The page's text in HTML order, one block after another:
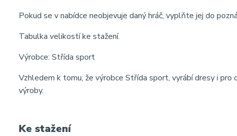
Pokud se v nabídce neobjevuje daný hráč, vyplňte jej do
Tabulka velikostí ke stažení.
Výrobce: Střída sport
Vzhledem k tomu, že výrobce Střída sport, vyrábí dresy i
výroby.
Ke stažení